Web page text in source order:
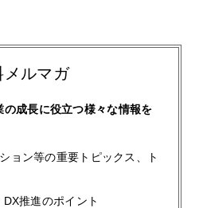
メルマガ
成長に役立つ様々な情報を
ョン等の重要トピックス、ト
推進のポイント